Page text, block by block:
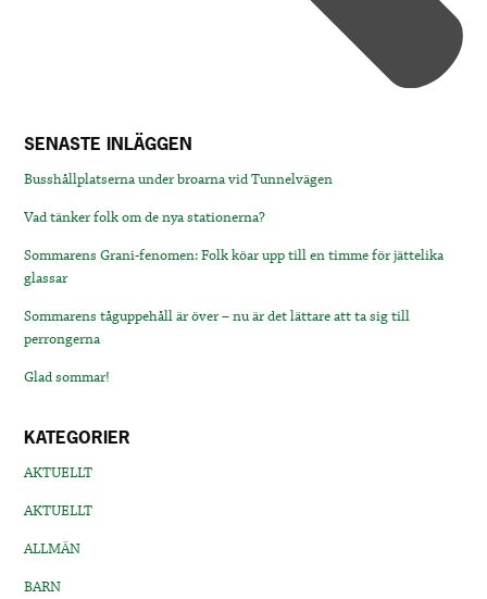
SENASTE INLÄGGEN
Busshållplatserna under broarna vid Tunnelvägen
Vad tänker folk om de nya stationerna?
Sommarens Grani-fenomen: Folk köar upp till en timme för jättelika
glassar
Sommarens tåguppehåll är över – nu är det lättare att ta sig till
perrongerna
Glad sommar!
KATEGORIER
AKTUELLT
AKTUELLT
ALLMÄN
BARN